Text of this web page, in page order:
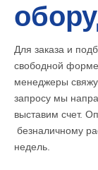
Для заказа и
свободной
менеджеры
запросу мы
выставим счет.
безналичному
недель.